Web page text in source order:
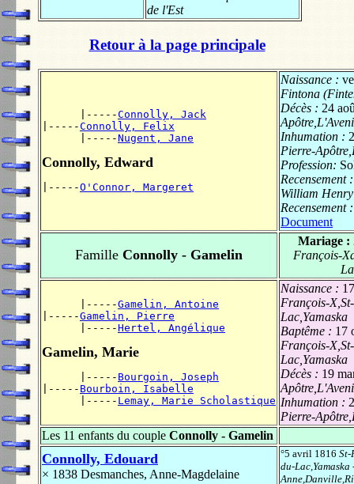
de l'Est
Retour à la page principale
      |-----
Connolly, Jack
|-----Connolly, Felix
      |-----
Nugent, Jane
Connolly, Edward
|-----O'Connor, Margeret
Naissance :
Fintona
Décès : 24
Inhumation :
Pierre-
Profession:
Recensement
William
Recensement
Document
Famille Connolly - Gamelin
Mariage :
François-
      |-----
Gamelin, Antoine
|-----Gamelin, Pierre
      |-----
Hertel, Angélique
Gamelin, Marie
      |-----
Bourgoin, Joseph
|----- Bourboin, Isabelle
      |-----
Lemay, Marie Scholastique
Naissance :
François-
Lac,Yamaska
Baptême : 17
François-
Lac,Yamaska
Décès : 19
Inhumation :
Pierre-
Les 11 enfants du couple Connolly - Gamelin
Connolly, Edouard
× 1838 Desmanches, Anne-Magdelaine
°5 avril 1816 St-
du-Lac,Yamaska